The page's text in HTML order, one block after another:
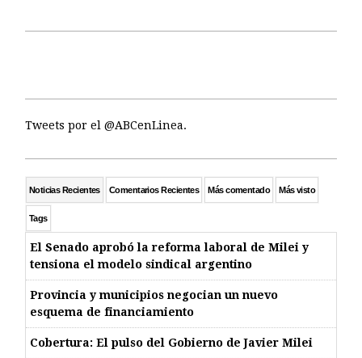
Tweets por el @ABCenLinea.
Noticias Recientes Comentarios Recientes Más comentado Más visto
Tags
El Senado aprobó la reforma laboral de Milei y
tensiona el modelo sindical argentino
Provincia y municipios negocian un nuevo
esquema de financiamiento
Cobertura: El pulso del Gobierno de Javier Milei